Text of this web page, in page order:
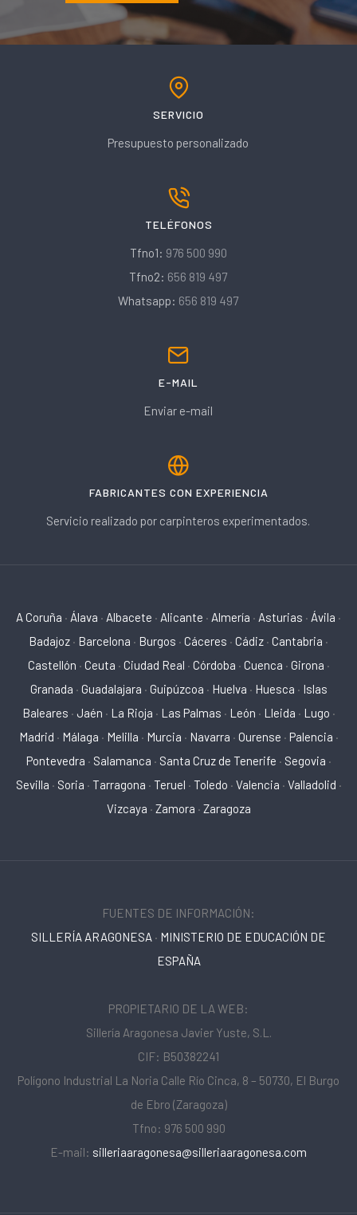
SERVICIO
Presupuesto personalizado
TELÉFONOS
Tfno1: 976 500 990
Tfno2: 656 819 497
Whatsapp: 656 819 497
E-MAIL
Enviar e-mail
FABRICANTES CON EXPERIENCIA
Servicio realizado por carpinteros experimentados.
A Coruña · Álava · Albacete · Alicante · Almería · Asturias · Ávila ·
Badajoz · Barcelona · Burgos · Cáceres · Cádiz · Cantabria ·
Castellón · Ceuta · Ciudad Real · Córdoba · Cuenca · Girona ·
Granada · Guadalajara · Guipúzcoa · Huelva · Huesca · Islas
Baleares · Jaén · La Rioja · Las Palmas · León · Lleida · Lugo ·
Madrid · Málaga · Melilla · Murcia · Navarra · Ourense · Palencia ·
Pontevedra · Salamanca · Santa Cruz de Tenerife · Segovia ·
Sevilla · Soria · Tarragona · Teruel · Toledo · Valencia · Valladolid ·
Vizcaya · Zamora · Zaragoza
FUENTES DE INFORMACIÓN:
SILLERÍA ARAGONESA · MINISTERIO DE EDUCACIÓN DE
ESPAÑA
PROPIETARIO DE LA WEB:
Sillería Aragonesa Javier Yuste, S.L.
CIF: B50382241
Polígono Industrial La Noria Calle Río Cinca, 8 – 50730, El Burgo
de Ebro (Zaragoza)
Tfno: 976 500 990
E-mail: silleriaaragonesa@silleriaaragonesa.com